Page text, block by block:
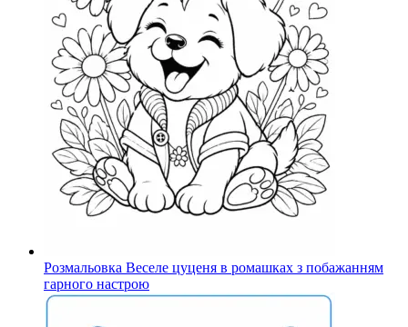
Розмальовка Веселе цуценя в ромашках з побажанням
гарного настрою